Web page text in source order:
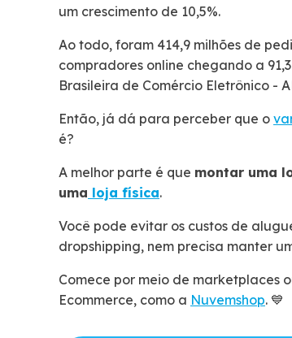
um crescimento de 10,5%.
Ao todo, foram 414,9 milhões de
compradores online chegando a
Brasileira de Comércio Eletrônico -
Então, já dá para perceber que o
é?
A melhor parte é que montar uma
uma loja física.
Você pode evitar os custos de
dropshipping, nem precisa manter
Comece por meio de marketplaces
Ecommerce, como a Nuvemshop. 💙